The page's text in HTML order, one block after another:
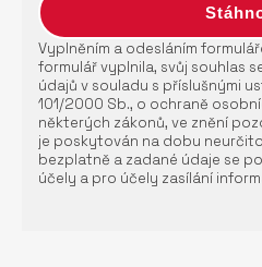
Vyplněním a odesláním
formulář vyplnila, svůj souhlas
údajů v souladu s příslušnými
101/2000 Sb., o ochraně
některých zákonů, ve znění
je poskytován na dobu
bezplatně a zadané údaje se
účely a pro účely zasílání